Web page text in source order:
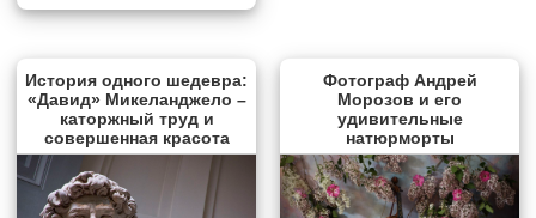
История одного шедевра:
«Давид» Микеланджело –
каторжный труд и
совершенная красота
Фотограф Андрей
Морозов и его
удивительные
натюрморты